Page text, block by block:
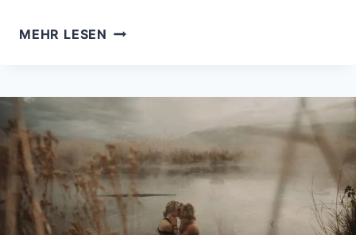
MEHR LESEN BEVOR
VERLIEBST,
DIE
SICH
SELBST
NICHT